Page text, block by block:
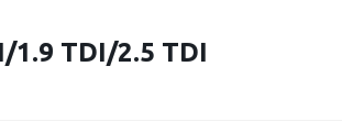
TDI/2.5 TDI